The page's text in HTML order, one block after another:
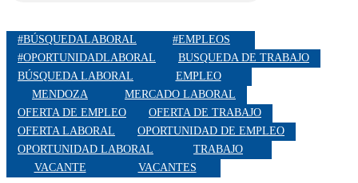
#BÚSQUEDALABORAL
#EMPLEOS
#OPORTUNIDADLABORAL
BUSQUEDA DE TRABAJO
BÚSQUEDA LABORAL
EMPLEO
MENDOZA
MERCADO LABORAL
OFERTA DE EMPLEO
OFERTA DE TRABAJO
OFERTA LABORAL
OPORTUNIDAD DE EMPLEO
OPORTUNIDAD LABORAL
TRABAJO
VACANTE
VACANTES